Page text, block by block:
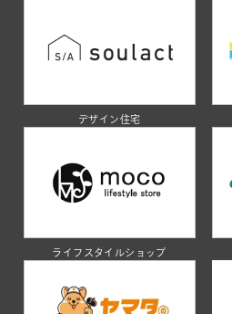
デザイン住宅
ライフスタイルショップ